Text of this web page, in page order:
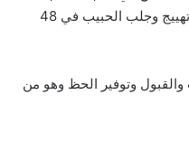
وتزويج البنت المتعسرة عن الزواج، وتهييج وجلب الحبيب في 48
وتوفير الحظ وهو من